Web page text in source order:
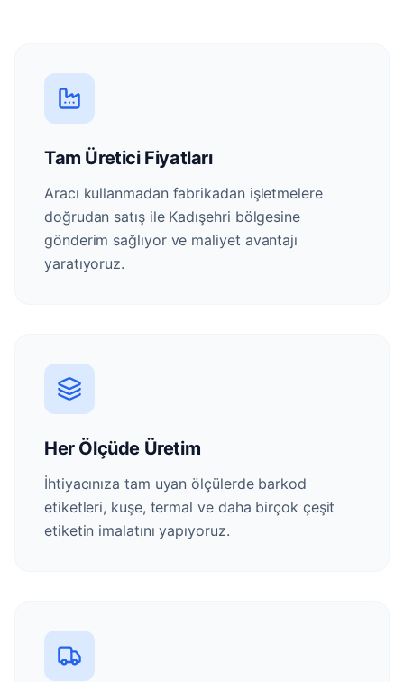
Tam Üretici Fiyatları
Aracı kullanmadan fabrikadan işletmelere
doğrudan satış ile Kadışehri bölgesine
gönderim sağlıyor ve maliyet avantajı
yaratıyoruz.
Her Ölçüde Üretim
İhtiyacınıza tam uyan ölçülerde barkod
etiketleri, kuşe, termal ve daha birçok çeşit
etiketin imalatını yapıyoruz.